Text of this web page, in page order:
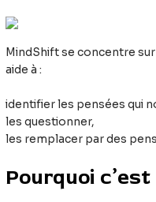
MindShift se concentre
aide à :
identifier les pensées qui
les questionner,
les remplacer par des
Pourquoi